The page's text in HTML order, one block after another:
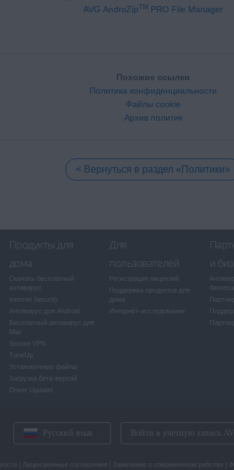
AVG AndroZipTM PRO File Manager
Похожие ссылки
Политика конфиденциальности
Файлы cookie
Архив политик
Вернуться в раздел «Политики»
Продукты для
дома
Скачать бесплатный
антивирус
Internet Security
Антивирус для Android
Бесплатный антивирус для
Mac
Secure VPN
TuneUp
Установочные файлы
Загрузка бета-версий
Driver Updater
Для
пользователей
Регистрация лицензий
Поддержка продуктов для
дома
Интернет-исследование
и
бизнеса
Русский язык Войти в учетную запись
Лицензионные соглашения Заявление о современном рабстве